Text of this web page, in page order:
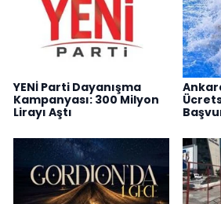
YENİ Parti Dayanışma
Kampanyası: 300 Milyon
Lirayı Aştı